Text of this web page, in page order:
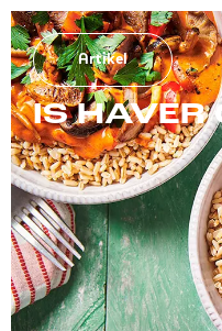
Artikel
IS HAVER